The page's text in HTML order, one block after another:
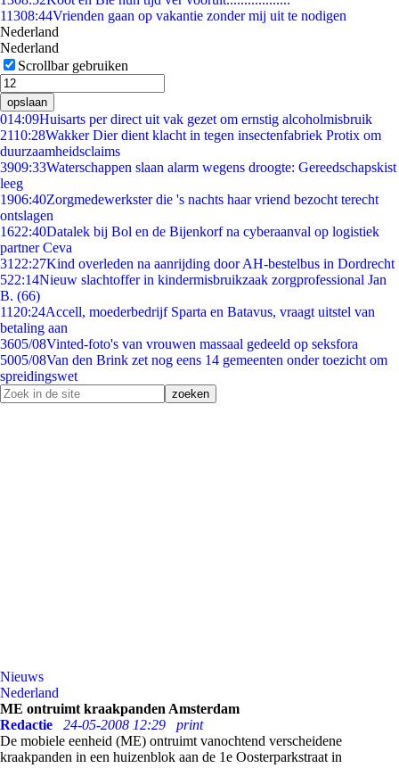
11308:44Vrienden gaan op vakantie zonder mij uit te nodigen
Nederland
Nederland
Scrollbar gebruiken
opslaan
014:09Huisarts per direct uit vak gezet om ernstig alcoholmisbruik
2110:28Wakker Dier dient klacht in tegen insectenfabriek Protix om
duurzaamheidsclaims
3909:33Waterschappen slaan alarm wegens droogte: Gereedschapskist
leeg
1906:40Zorgmedewerkster die 's nachts haar vriend bezocht terecht
ontslagen
1622:40Datalek bij Bol en de Bijenkorf na cyberaanval op logistiek
partner Ceva
31 22:27Kind overleden na aanrijding door AH-bestelbus in Dordrecht
522:14Nieuw slachtoffer in kindermisbruikzaak zorgprofessional Jan
B. (66)
11 20:24Accell, moederbedrijf Sparta en Batavus, vraagt uitstel van
betaling aan
3605/08Vinted-foto's van vrouwen massaal gedeeld op seksfora
5005/08Van den Brink zet nog eens 14 gemeenten onder toezicht om
spreidingswet
Nieuws
Nederland
ME ontruimt kraakpanden Amsterdam
Redactie
24-05-2008 12:29
print
De mobiele eenheid (ME) ontruimt vanochtend verscheidene
kraakpanden in een huizenblok aan de 1e Oosterparkstraat in